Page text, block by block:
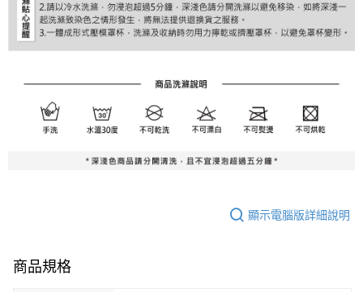
顯示電腦版詳細說明
商品規格